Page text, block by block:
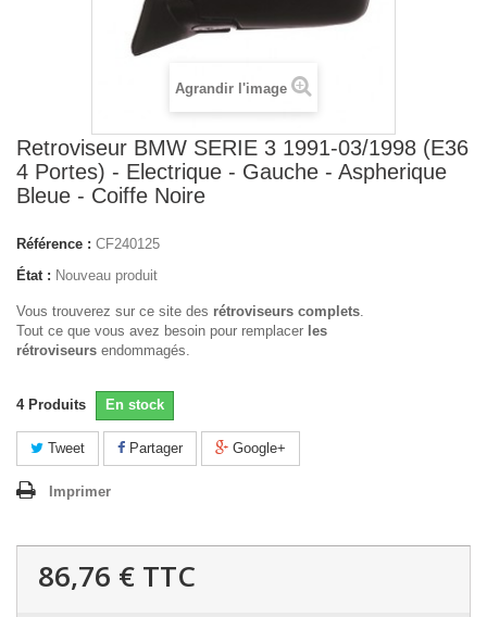
Agrandir l'image
Retroviseur BMW SERIE 3 1991-03/1998 (E36
4 Portes) - Electrique - Gauche - Aspherique
Bleue - Coiffe Noire
Référence : CF240125
État : Nouveau produit
Vous trouverez sur ce site des rétroviseurs complets.
Tout ce que vous avez besoin pour remplacer les
rétroviseurs endommagés.
4 Produits En stock
Tweet Partager Google+
Imprimer
86,76 € TTC